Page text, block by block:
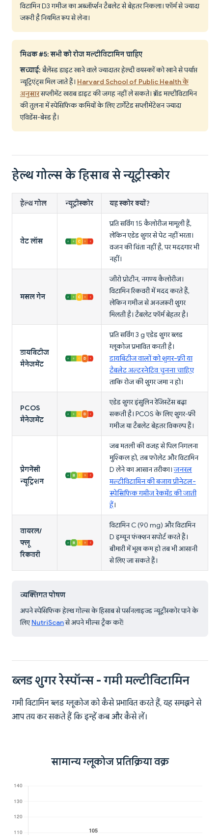
विटामिन D3 गमीज का अब्जॉर्प्शन टैबलेट से बेहतर निकला। फॉर्म से ज्यादा
जरूरी है नियमित रूप से लेना।
मिथक #5: सभी को रोज मल्टीविटामिन चाहिए
सच्चाई:बैलेंस्ड डाइट खाने वाले ज्यादातर हेल्दी वयस्कों को खाने से पर्याप्त
न्यूट्रिएंट्स मिल जाते हैं। Harvard School of Public Health के
अनुसारसप्लीमेंट खराब डाइट की जगह नहीं ले सकते। ब्रॉड मल्टीविटामिन
की तुलना में स्पेसिफिक कमियों के लिए टार्गेटेड सप्लीमेंटेशन ज्यादा
एविडेंस-बेस्ड है।
हेल्थ गोल्स के हिसाब से न्यूट्रीस्कोर
हेल्थ गोल न्यूट्रीस्कोर यह स्कोर क्यों?
वेट लॉस
प्रति सर्विंग 15 कैलोरीज मामूली हैं,
लेकिन एडेड शुगर से पेट नहीं भरता।
वजन की चिंता नहीं है, पर मददगार भी
नहीं।
मसल गेन
जीरो प्रोटीन, नगण्य कैलोरीज।
विटामिन रिकवरी में मदद करते हैं,
लेकिन गमीज से अनजरूरी शुगर
मिलती है। टैबलेट फॉर्म बेहतर है।
डायबिटीज
मैनेजमेंट
प्रति सर्विंग 3 g एडेड शुगर ब्लड
ग्लूकोज प्रभावित करती है।
डायबिटीज वालों को शुगर-फ्री या
टैबलेट अल्टरनेटिव चुनना चाहिए
ताकि रोज की शुगर जमा न हो।
PCOS
मैनेजमेंट
एडेड शुगर इंसुलिन रेजिस्टेंस बढ़ा
सकती है। PCOS के लिए शुगर-फ्री
गमीज या टैबलेट बेहतर विकल्प हैं।
प्रेगनेंसी
न्यूट्रिशन
जब मतली की वजह से पिल निगलना
मुश्किल हो, तब फोलेट और विटामिन
D लेने का आसान तरीका।जनरल
मल्टीविटामिन की बजाय प्रीनेटल-
स्पेसिफिक गमीज रेकमेंड की जाती
हैं।
वायरल/
फ्लू
रिकवरी
विटामिन C (90 mg) और विटामिन
D इम्यून फंक्शन सपोर्ट करते हैं।
बीमारी में भूख कम हो तब भी आसानी
से लिए जा सकते हैं।
व्यक्तिगत पोषण
अपने स्पेसिफिक हेल्थ गोल्स के हिसाब से पर्सनलाइज्ड न्यूट्रीस्कोर पाने के
लिए NutriScanसे अपने मील्स ट्रैक करें!
ब्लड शुगर रेस्पॉन्स - गमी मल्टीविटामिन
गमी विटामिन ब्लड ग्लूकोज को कैसे प्रभावित करते हैं, यह समझने से
आप तय कर सकते हैं कि इन्हें कब और कैसे लें।
सामान्य ग्लूकोज प्रतिक्रिया वक्र